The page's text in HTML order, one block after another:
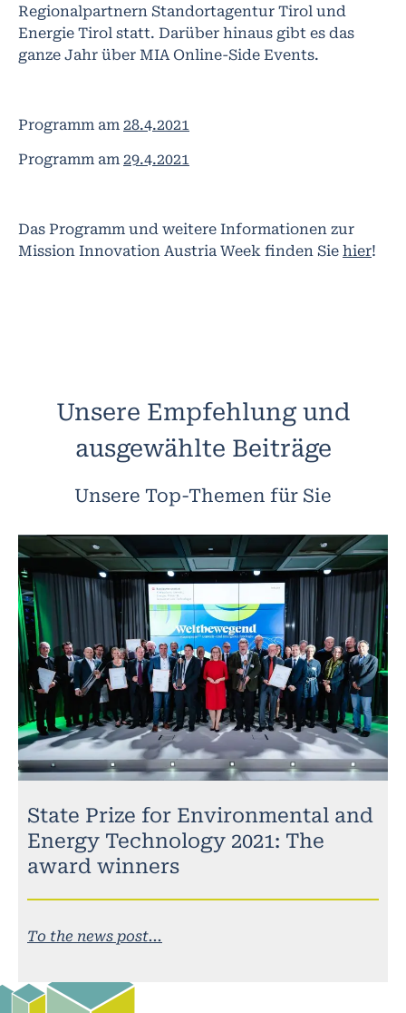
Regionalpartnern Standortagentur Tirol und
Energie Tirol statt. Darüber hinaus gibt es das
ganze Jahr über MIA Online-Side Events.
Programm am 28.4.2021
Programm am 29.4.2021
Das Programm und weitere Informationen zur
Mission Innovation Austria Week finden Sie hier!
Unsere Empfehlung und
ausgewählte Beiträge
Unsere Top-Themen für Sie
State Prize for Environmental and
Energy Technology 2021: The
award winners
To the news post...